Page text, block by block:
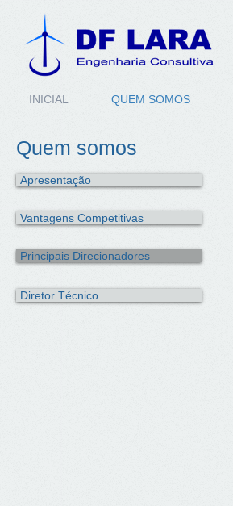
Diretor Técnico
Principais Direcionadores
Vantagens Competitivas
Apresentação
Quem somos
INICIAL QUEM SOMOS